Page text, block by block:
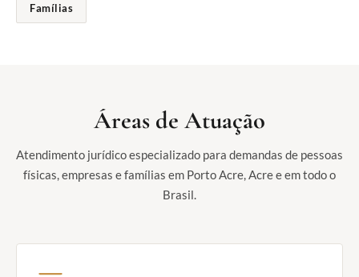
Famílias
Áreas de Atuação
Atendimento jurídico especializado para demandas de pessoas
físicas, empresas e famílias em Porto Acre, Acre e em todo o
Brasil.